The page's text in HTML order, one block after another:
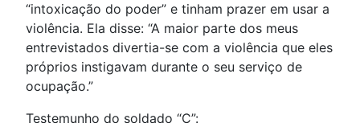
“intoxicação do poder” e tinham prazer em usar a
violência. Ela disse: “A maior parte dos meus
entrevistados divertia-se com a violência que eles
próprios instigavam durante o seu serviço de
ocupação.”
Testemunho do soldado “C”: